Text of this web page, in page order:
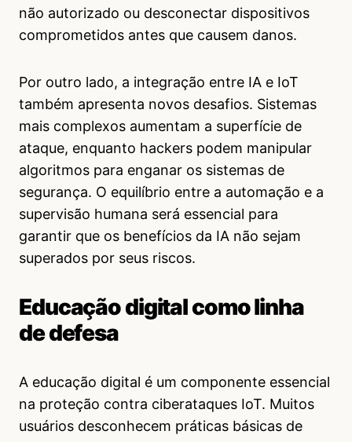
não autorizado ou desconectar dispositivos
comprometidos antes que causem danos.
Por outro lado, a integração entre IA e IoT
também apresenta novos desafios. Sistemas
mais complexos aumentam a superfície de
ataque, enquanto hackers podem manipular
algoritmos para enganar os sistemas de
segurança. O equilíbrio entre a automação e a
supervisão humana será essencial para
garantir que os benefícios da IA não sejam
superados por seus riscos.
Educação digital como linha
de defesa
A educação digital é um componente essencial
na proteção contra ciberataques IoT. Muitos
usuários desconhecem práticas básicas de